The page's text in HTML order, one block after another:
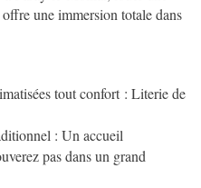
une immersion totale dans
tout confort : Literie de
: Un accueil
pas dans un grand